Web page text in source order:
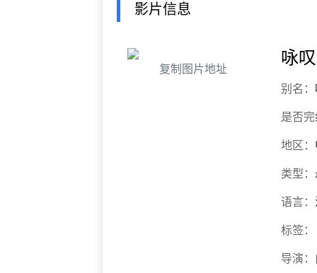
影片信息
复制图片地址
咏
别名：
是否
地区：
类型：
语言：
标签：
导演：